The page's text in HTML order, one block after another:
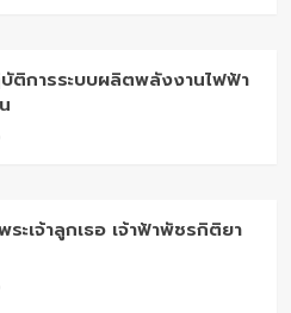
ติการระบบผลิตพลังงานไฟฟ้า
ะเจ้าลูกเธอ เจ้าฟ้าพัชรกิติยา